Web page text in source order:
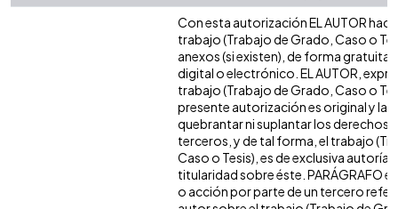
Con esta autorización EL AUTOR
trabajo (Trabajo de Grado, Caso o
anexos (si existen), de forma gratuita
digital o electrónico. EL AUTOR,
trabajo (Trabajo de Grado, Caso o
presente autorización es original y la
quebrantar ni suplantar los derechos
terceros, y de tal forma, el trabajo
Caso o Tesis), es de exclusiva autoría
titularidad sobre éste. PARÁGRAFO
o acción por parte de un tercero